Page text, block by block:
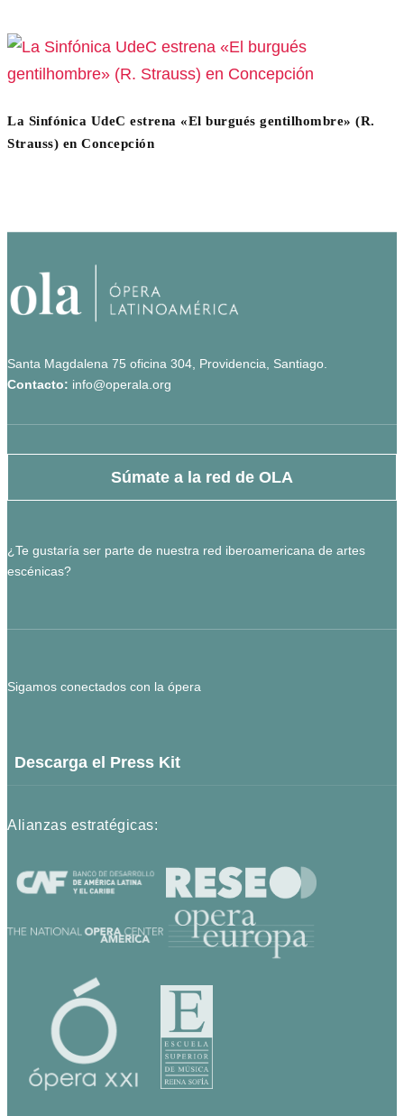
La Sinfónica UdeC estrena «El burgués gentilhombre» (R.
Strauss) en Concepción
Santa Magdalena 75 oficina 304, Providencia, Santiago.
Contacto: info@operala.org
Súmate a la red de OLA
¿Te gustaría ser parte de nuestra red iberoamericana de artes
escénicas?
Sigamos conectados con la ópera
Descarga el Press Kit
Alianzas estratégicas: